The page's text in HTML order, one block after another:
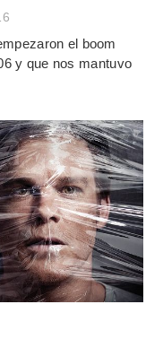
el boom
y que nos mantuvo